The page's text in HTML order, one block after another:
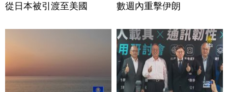
從日本被引渡至美國
數週內重擊伊朗